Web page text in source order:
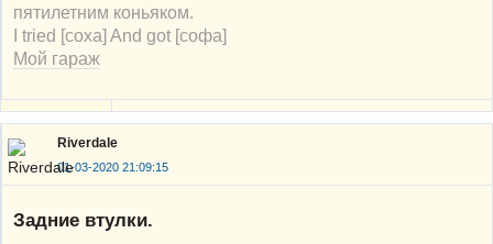
пятилетним коньяком.
I tried [соха] And got [софа]
Мой гараж
Riverdale
01-03-2020 21:09:15
Задние втулки.